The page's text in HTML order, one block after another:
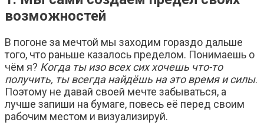
возможностей
В погоне за мечтой мы заходим гораздо дальше
того, что раньше казалось пределом. Понимаешь о
чём я? Когда ты изо всех сих хочешь что-то
получить, ты всегда найдёшь на это время и силы.
Поэтому не давай своей мечте забываться, а
лучше запиши на бумаге, повесь её перед своим
рабочим местом и визуализируй.